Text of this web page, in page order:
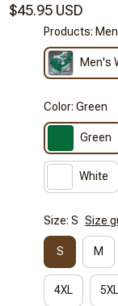
$45.95 USD
Products:
Men's
Color: Green
Green
White
Size: S Size
S M
4XL 5XL